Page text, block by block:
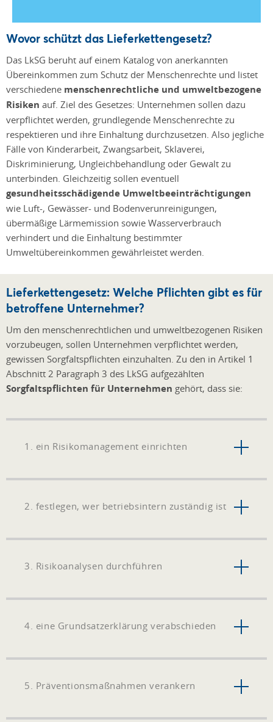
Wovor schützt das Lieferkettengesetz?
Das LkSG beruht auf einem Katalog von anerkannten
Übereinkommen zum Schutz der Menschenrechte und listet
verschiedene menschenrechtliche und umweltbezogene
Risiken auf. Ziel des Gesetzes: Unternehmen sollen dazu
verpflichtet werden, grundlegende Menschenrechte zu
respektieren und ihre Einhaltung durchzusetzen. Also jegliche
Fälle von Kinderarbeit, Zwangsarbeit, Sklaverei,
Diskriminierung, Ungleichbehandlung oder Gewalt zu
unterbinden. Gleichzeitig sollen eventuell
gesundheitsschädigende Umweltbeeinträchtigungen
wie Luft-, Gewässer- und Bodenverunreinigungen,
übermäßige Lärmemission sowie Wasserverbrauch
verhindert und die Einhaltung bestimmter
Umweltübereinkommen gewährleistet werden.
Lieferkettengesetz: Welche Pflichten gibt es für
betroffene Unternehmer?
Um den menschenrechtlichen und umweltbezogenen Risiken
vorzubeugen, sollen Unternehmen verpflichtet werden,
gewissen Sorgfaltspflichten einzuhalten. Zu den in Artikel 1
Abschnitt 2 Paragraph 3 des LkSG aufgezählten
Sorgfaltspflichten für Unternehmen gehört, dass sie:
1. ein Risikomanagement einrichten
2. festlegen, wer betriebsintern zuständig ist
3. Risikoanalysen durchführen
4. eine Grundsatzerklärung verabschieden
5. Präventionsmaßnahmen verankern